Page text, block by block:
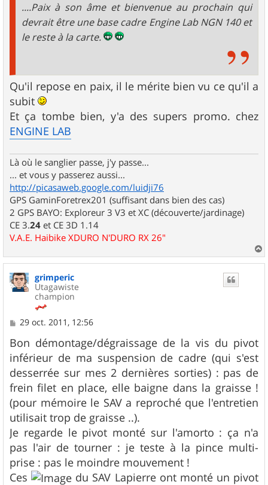
....Paix à son âme et bienvenue au prochain qui
devrait être une base cadre Engine Lab NGN 140 et
le reste à la carte.
Qu'il repose en paix, il le mérite bien vu ce qu'il a
subit
Et ça tombe bien, y'a des supers promo. chez
ENGINE LAB
Là où le sanglier passe, j'y passe...
... et vous y passerez aussi...
http://picasaweb.google.com/luidji76
GPS GaminForetrex201 (suffisant dans bien des cas)
2 GPS BAYO: Exploreur 3 V3 et XC (découverte/jardinage)
CE 3.24 et CE 3D 1.14
V.A.E. Haibike XDURO N'DURO RX 26"
a
grimperic
Utagawiste
champion
M
s
s
a
g
e
29 oct. 2011, 12:56
Bon démontage/dégraissage de la vis du pivot
inférieur de ma suspension de cadre (qui s'est
desserrée sur mes 2 dernières sorties) : pas de
frein filet en place, elle baigne dans la graisse !
(pour mémoire le SAV a reproché que l'entretien
utilisait trop de graisse ..).
Je regarde le pivot monté sur l'amorto : ça n'a
pas l'air de tourner : je teste à la pince multi-
prise : pas le moindre mouvement !
Ces
du SAV Lapierre ont monté un pivot